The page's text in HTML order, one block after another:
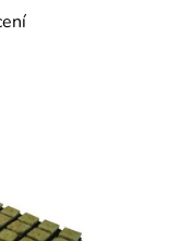
5 hvězdiček.